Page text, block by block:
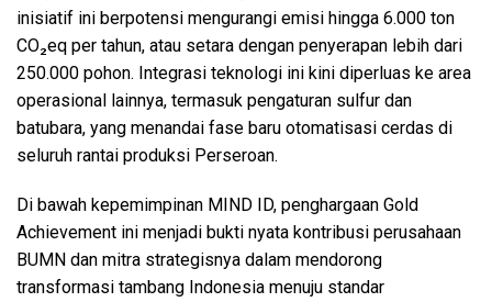
inisiatif ini berpotensi mengurangi emisi hingga 6.000 ton
CO₂eq per tahun, atau setara dengan penyerapan lebih dari
250.000 pohon. Integrasi teknologi ini kini diperluas ke area
operasional lainnya, termasuk pengaturan sulfur dan
batubara, yang menandai fase baru otomatisasi cerdas di
seluruh rantai produksi Perseroan.
Di bawah kepemimpinan MIND ID, penghargaan Gold
Achievement ini menjadi bukti nyata kontribusi perusahaan
BUMN dan mitra strategisnya dalam mendorong
transformasi tambang Indonesia menuju standar